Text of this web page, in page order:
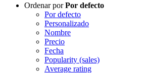
Ordenar porPor defecto
Por defecto
Personalizado
Nombre
Precio
Fecha
Popularity (sales)
Average rating